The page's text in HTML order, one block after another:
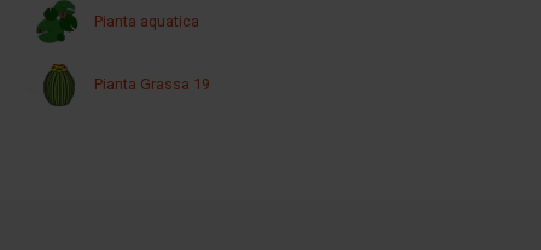
Pianta aquatica
Pianta Grassa 19